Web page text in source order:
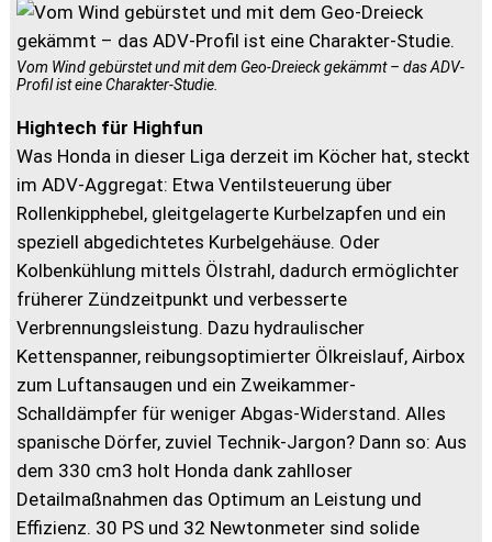
Vom Wind gebürstet und mit dem Geo-Dreieck gekämmt – das ADV-
Profil ist eine Charakter-Studie.
Hightech für Highfun
Was Honda in dieser Liga derzeit im Köcher hat, steckt
im ADV-Aggregat: Etwa Ventilsteuerung über
Rollenkipphebel, gleitgelagerte Kurbelzapfen und ein
speziell abgedichtetes Kurbelgehäuse. Oder
Kolbenkühlung mittels Ölstrahl, dadurch ermöglichter
früherer Zündzeitpunkt und verbesserte
Verbrennungsleistung. Dazu hydraulischer
Kettenspanner, reibungsoptimierter Ölkreislauf, Airbox
zum Luftansaugen und ein Zweikammer-
Schalldämpfer für weniger Abgas-Widerstand. Alles
spanische Dörfer, zuviel Technik-Jargon? Dann so: Aus
dem 330 cm3 holt Honda dank zahlloser
Detailmaßnahmen das Optimum an Leistung und
Effizienz. 30 PS und 32 Newtonmeter sind solide